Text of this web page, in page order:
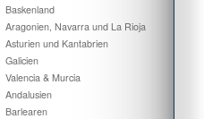
Baskenland
Aragonien, Navarra und La Rioja
Asturien und Kantabrien
Galicien
Valencia & Murcia
Andalusien
Barlearen